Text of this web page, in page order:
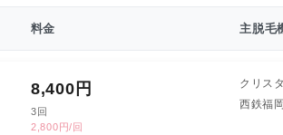
料金 主脱毛
8,400 円
3回
2,800円/回
クリス
西鉄福